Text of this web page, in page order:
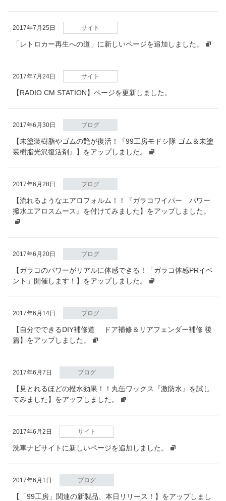
2017年7月25日 サイト
「レトロカー再生への道」に新しいページを追加しました。
2017年7月24日 サイト
【RADIO CM STATION】ページを更新しました。
2017年6月30日 ブログ
【未塗装樹脂やゴムの艶が復活！『99工房モドシ隊 ゴム＆未塗
装樹脂光沢復活剤』】をアップしました。
2017年6月28日 ブログ
【流れるようなエアロフォルム！！『ガラコワイパー パワー
撥水エアロスムース』を付けてみました】をアップしました。
2017年6月20日 ブログ
【ガラコのパワーがリアルに体感できる！「ガラコ体感PRイベ
ント」開催します！】をアップしました。
2017年6月14日 ブログ
【自分でできるDIY補修道 ドア補修＆リアフェンダー補修 後
篇】をアップしました。
2017年6月7日 ブログ
【見とれるほどの撥水効果！！丸缶ワックス『激防水』を試し
てみました】をアップしました。
2017年6月2日 サイト
洗車ナビサイトに新しいページを追加しました。
2017年6月1日 ブログ
【「99工房」関連の新製品、本日リリース！】をアップしまし